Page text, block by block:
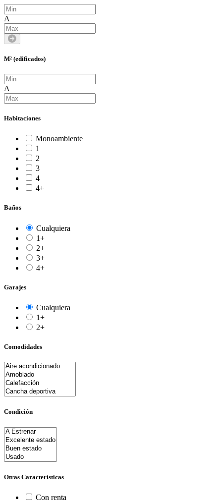
A
M² (edificados)
A
Habitaciones
Monoambiente
1
2
3
4
4+
Baños
Cualquiera
1+
2+
3+
4+
Garajes
Cualquiera
1+
2+
Comodidades
Condición
Otras Características
Con renta